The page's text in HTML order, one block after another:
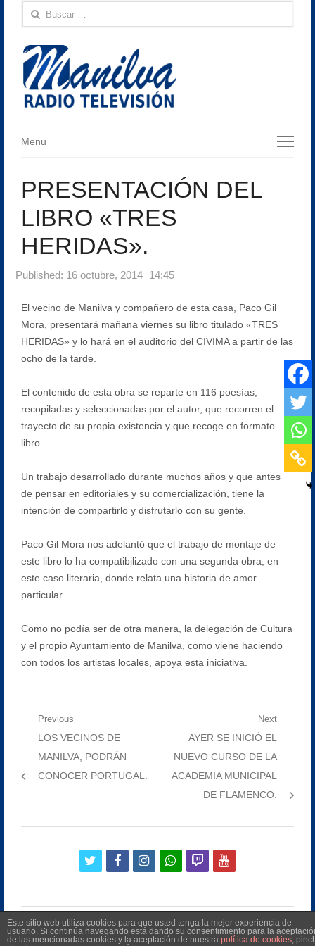
Buscar:
Menu
Menu
PRESENTACIÓN DEL
LIBRO «TRES
HERIDAS».
Published: 16 octubre, 2014 14:45
El vecino de Manilva y compañero de esta casa, Paco Gil
Mora, presentará mañana viernes su libro titulado «TRES
HERIDAS» y lo hará en el auditorio del CIVIMA a partir de las
ocho de la tarde.
El contenido de esta obra se reparte en 116 poesías,
recopiladas y seleccionadas por el autor, que recorren el
trayecto de su propia existencia y que recoge en formato
libro.
Un trabajo desarrollado durante muchos años y que antes
de pensar en editoriales y su comercialización, tiene la
intención de compartirlo y disfrutarlo con su gente.
Paco Gil Mora nos adelantó que el trabajo de montaje de
este libro lo ha compatibilizado con una segunda obra, en
este caso literaria, donde relata una historia de amor
particular.
Como no podía ser de otra manera, la delegación de Cultura
y el propio Ayuntamiento de Manilva, como viene haciendo
con todos los artistas locales, apoya esta iniciativa.
Navegación
entradas
Previous
Previous
post:
LOS VECINOS DE
MANILVA, PODRÁN
CONOCER PORTUGAL.
Next
Next
post:
AYER SE INICIÓ EL
NUEVO CURSO DE LA
ACADEMIA MUNICIPAL
DE FLAMENCO.
twitterfacebookinstagramwhatsapp
twitchyoutube
Este sitio web utiliza cookies para que usted tenga la mejor experiencia de
usuario. Si continúa navegando está dando su consentimiento para la
de las mencionadas cookies y la aceptación de nuestra política de cookies,